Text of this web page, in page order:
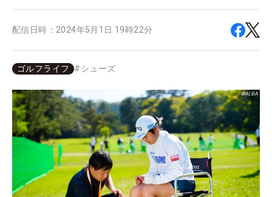
配信日時： 2024年5月1日 19時22分
ゴルフライフ # シューズ